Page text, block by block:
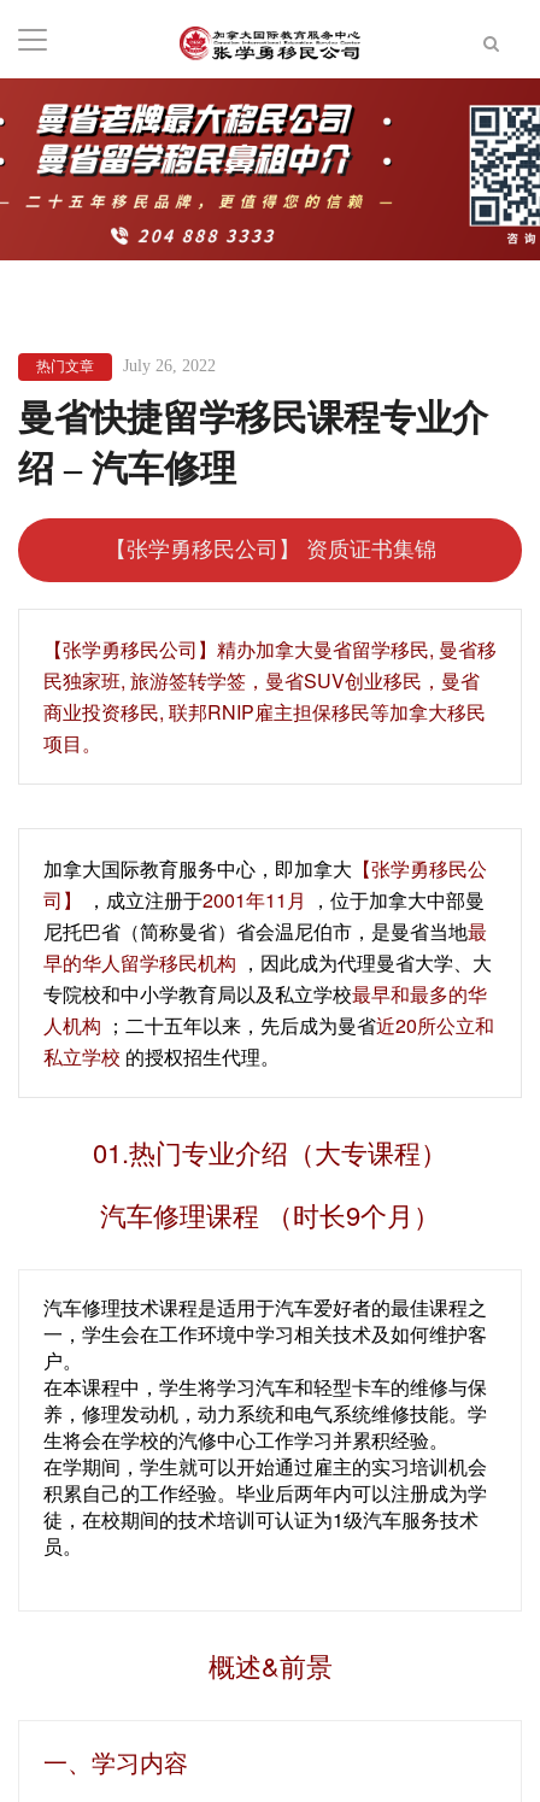
热门文章 July 26, 2022
曼省快捷留学移民课程专业介
绍 – 汽车修理
【张学勇移民公司】 资质证书集锦
【‍张学勇移民公司‍】精办加拿大曼省留学移民, 曼省移
民独家班, 旅游签转学签，曼省SUV创业移民，曼省
商业投资移民, 联邦RNIP雇主担保移民等加拿大移民
项目。
加拿大国际教育服务中心，即加拿大 【张学勇移民公
司】
，成立注册于2001年11月
，位于加拿大中部曼
尼托巴省（简称曼省）省会温尼伯市，是曼省当地最
早的华人留学移民机构 ，因此成为代理曼省大学、大
专院校和中小学教育局以及私立学校最早和最多的华
人机构 ；二十五年以来，先后成为曼省近20所公立和
私立学校 的授权招生代理。
01.热门专业介绍（大专课程）
汽车修理课程 （时长9个月）
汽车修理技术课程是适用于汽车爱好者的最佳课程之
一，学生会在工作环境中学习相关技术及如何维护客
户。
在本课程中，学生将学习汽车和轻型卡车的维修与保
养，修理发动机，动力系统和电气系统维修技能。学
生将会在学校的汽修中心工作学习并累积经验。
在学期间，学生就可以开始通过雇主的实习培训机会
积累自己的工作经验。毕业后两年内可以注册成为学
徒，在校期间的技术培训可认证为1级汽车服务技术
员。
概述&前景
一、学习内容